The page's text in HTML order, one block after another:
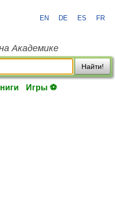
EN DE ES FR
Академике
Найти!
Игры ⚽